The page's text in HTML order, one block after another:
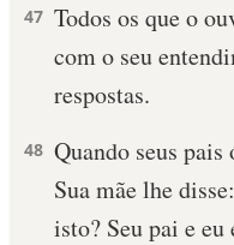
47 Todos os que o
com o seu
respostas.
48 Quando seus
Sua mãe lhe
isto? Seu pai e